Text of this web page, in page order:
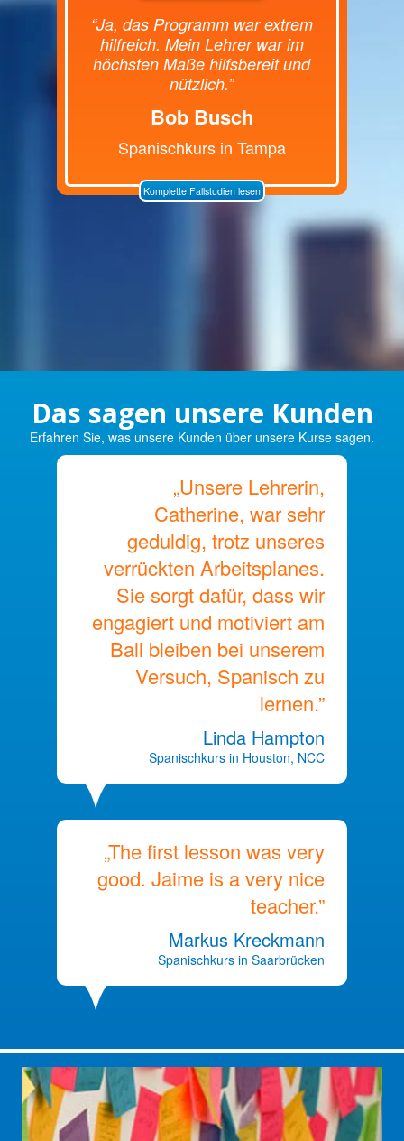
“Ja, das Programm war extrem
hilfreich. Mein Lehrer war im
höchsten Maße hilfsbereit und
nützlich.”
Bob Busch
Spanischkurs in Tampa
Komplette Fallstudien lesen
Das sagen unsere Kunden
Erfahren Sie, was unsere Kunden über unsere Kurse sagen.
„Unsere Lehrerin,
Catherine, war sehr
geduldig, trotz unseres
verrückten Arbeitsplanes.
Sie sorgt dafür, dass wir
engagiert und motiviert am
Ball bleiben bei unserem
Versuch, Spanisch zu
lernen.”
Linda Hampton
Spanischkurs in Houston, NCC
„The first lesson was very
good. Jaime is a very nice
teacher.”
Markus Kreckmann
Spanischkurs in Saarbrücken